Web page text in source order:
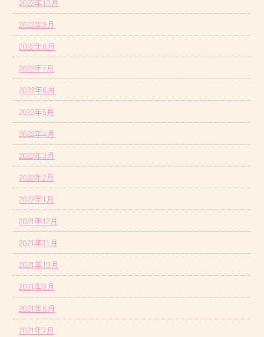
2022年10月
2022年9月
2022年8月
2022年7月
2022年6月
2022年5月
2022年4月
2022年3月
2022年2月
2022年1月
2021年12月
2021年11月
2021年10月
2021年9月
2021年8月
2021年7月